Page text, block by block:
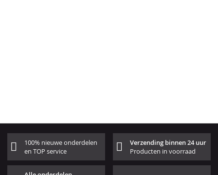
100% nieuwe onderdelen
en TOP service
Verzending binnen 24 uur
Producten in voorraad